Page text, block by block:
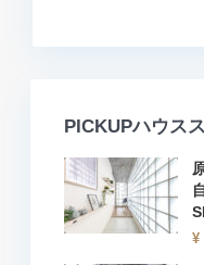
PICKUPハウス
¥